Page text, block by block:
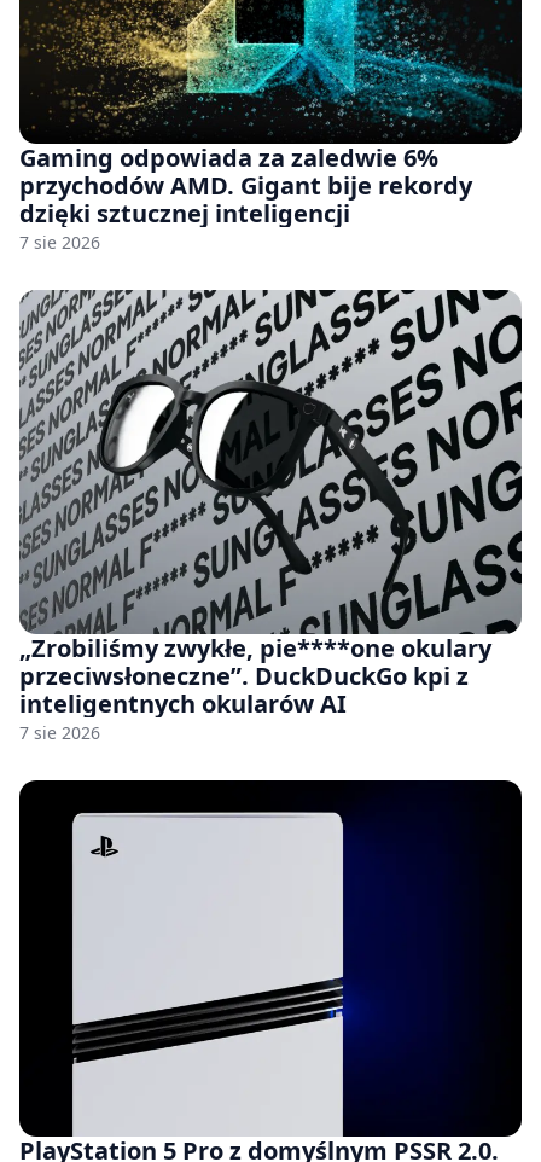
Gaming odpowiada za zaledwie 6%
przychodów AMD. Gigant bije rekordy
dzięki sztucznej inteligencji
7 sie 2026
„Zrobiliśmy zwykłe, pie****one okulary
przeciwsłoneczne”. DuckDuckGo kpi z
inteligentnych okularów AI
7 sie 2026
PlayStation 5 Pro z domyślnym PSSR 2.0.